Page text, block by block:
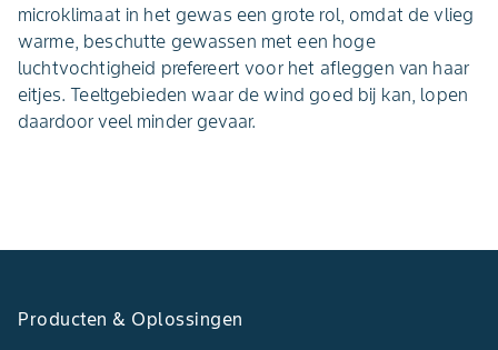
microklimaat in het gewas een grote rol, omdat de vlieg
warme, beschutte gewassen met een hoge
luchtvochtigheid prefereert voor het afleggen van haar
eitjes. Teeltgebieden waar de wind goed bij kan, lopen
daardoor veel minder gevaar.
Producten & Oplossingen